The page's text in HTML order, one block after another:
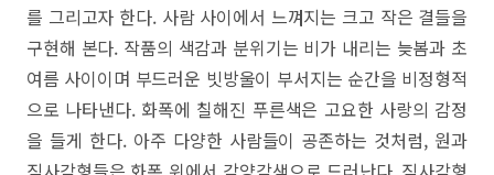
를 그리고자 한다. 사람 사이에서 느껴지는 크고 작은 결들을
구현해 본다. 작품의 색감과 분위기는 비가 내리는 늦봄과 초
여름 사이이며 부드러운 빗방울이 부서지는 순간을 비정형적
으로 나타낸다. 화폭에 칠해진 푸른색은 고요한 사랑의 감정
을 들게 한다. 아주 다양한 사람들이 공존하는 것처럼, 원과